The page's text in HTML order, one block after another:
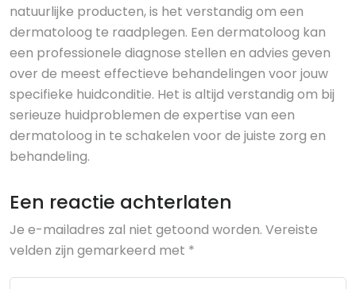
natuurlijke producten, is het verstandig om een
dermatoloog te raadplegen. Een dermatoloog kan
een professionele diagnose stellen en advies geven
over de meest effectieve behandelingen voor jouw
specifieke huidconditie. Het is altijd verstandig om bij
serieuze huidproblemen de expertise van een
dermatoloog in te schakelen voor de juiste zorg en
behandeling.
Een reactie achterlaten
Je e-mailadres zal niet getoond worden. Vereiste
velden zijn gemarkeerd met *